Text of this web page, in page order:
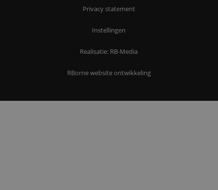
Privacy statement
Instellingen
Realisatie: RB-Media
RBorne website ontwikkeling